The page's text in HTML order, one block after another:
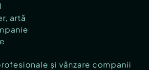
artă
și vânzare companii